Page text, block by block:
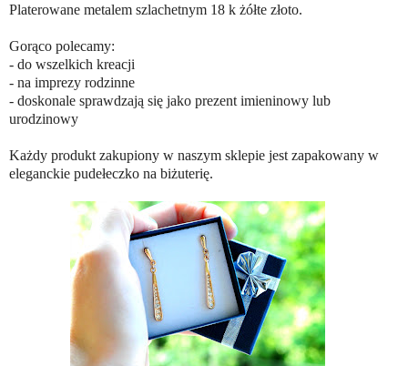
Platerowane metalem szlachetnym 18 k żółte złoto.
Gorąco polecamy:
- do wszelkich kreacji
- na imprezy rodzinne
- doskonale sprawdzają się jako prezent imieninowy lub
urodzinowy
Każdy produkt zakupiony w naszym sklepie jest zapakowany w
eleganckie pudełeczko na biżuterię.